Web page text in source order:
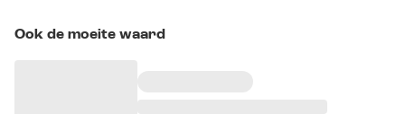
Ook de moeite waard